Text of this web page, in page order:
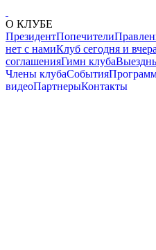
О КЛУБЕ
ПрезидентПопечители
нет с намиКлуб сегодня и вчера
соглашенияГимн клуба
Члены клубаСобытия
видеоПартнерыКонтакты